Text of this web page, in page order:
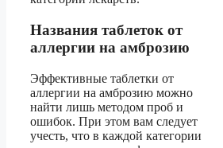
Названия таблеток от
аллергии на амброзию
Эффективные таблетки от
аллергии на амброзию можно
найти лишь методом проб и
ошибок. При этом вам следует
учесть, что в каждой категории